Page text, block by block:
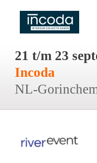
21 t/m 23
Incoda
NL-